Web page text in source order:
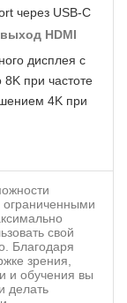
через USB-C
HDMI
дисплея с
при частоте
4K при
свой
Благодаря
зрения,
и обучения вы
делать